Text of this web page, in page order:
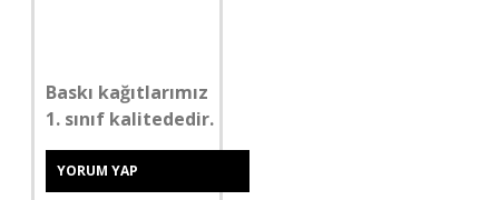
Baskı kağıtlarımız
1. sınıf kalitededir.
YORUM YAP